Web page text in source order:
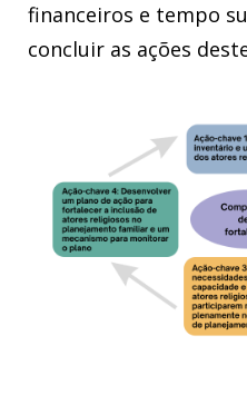
financeiros e tempo
concluir as ações